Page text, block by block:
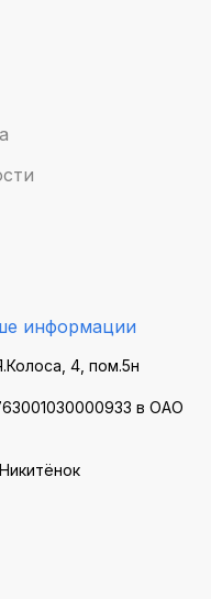
информации
4, пом.5н
в ОАО